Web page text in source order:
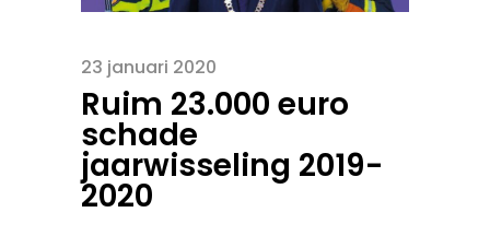
23 januari 2020
Ruim 23.000 euro
schade
jaarwisseling 2019-
2020